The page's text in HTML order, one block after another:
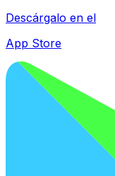
Descárgalo en el
App Store